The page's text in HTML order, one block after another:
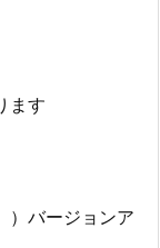
ます
）バージョンア